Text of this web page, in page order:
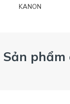
KANON
Sản